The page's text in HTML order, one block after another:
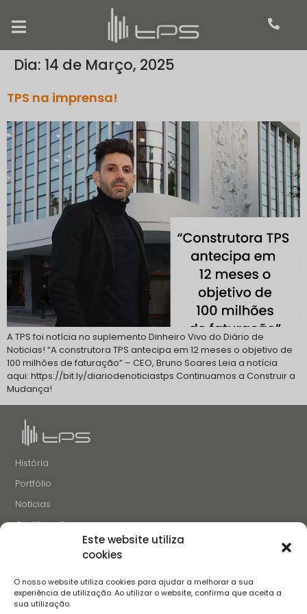
Este website utiliza
cookies
O nosso website utiliza cookies para ajudar a melhorar a sua
experiência de utilização. Ao utilizar o website, confirma que aceita a
sua utilização.
Dia: 14 de Março, 2025
TPS na imprensa!
A TPS foi notícia no suplemento Dinheiro Vivo do Diário de
Noticias! “A construtora TPS antecipa em 12 meses o objetivo de
100 milhões de faturação” – CEO, Bruno Soares Leia a notícia
aqui: https://bit.ly/diariodenoticiastps Continuamos a Construir a
Mudança!
História
Portfólio
Notícias
Certificações
SIGA-NOS